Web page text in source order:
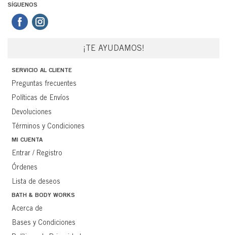
SÍGUENOS
¡TE AYUDAMOS!
SERVICIO AL CLIENTE
Preguntas frecuentes
Políticas de Envíos
Devoluciones
Términos y Condiciones
MI CUENTA
Entrar / Registro
Órdenes
Lista de deseos
BATH & BODY WORKS
Acerca de
Bases y Condiciones